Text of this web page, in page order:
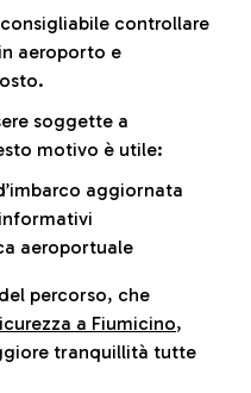
controllare
aeroporto e
soggette a
motivo è utile:
aggiornata
aeroportuale
percorso, che
a Fiumicino,
tranquillità tutte